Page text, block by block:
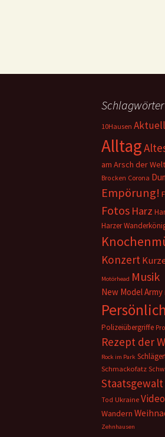
Schlagwörter
10Hausen
Alltag
am Arsch der Welt
Brocken Corona
Empörung!
Fotos Harz
Harzer
Konzert
Motörhead Musik
New Model Army
Polizeiübergriffe
Rezept der
Rock im Park
Schmackofatz
Staatsgewalt
Tod Ukraine Video
Wandern
Zehnhausen